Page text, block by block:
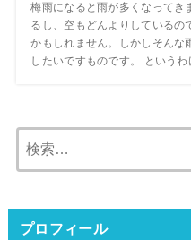
梅雨になると雨が多くなってき
るし、空もどんよりしているの
かもしれません。しかしそんな
したいですものです。 というわ
プロフィール